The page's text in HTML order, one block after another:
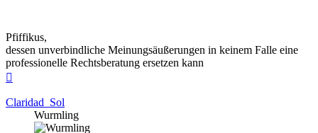
Pfiffikus,
dessen unverbindliche Meinungsäußerungen in keinem Falle eine
professionelle Rechtsberatung ersetzen kann
Claridad_Sol
Wurmling